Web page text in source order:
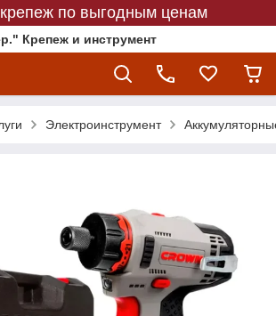
крепеж по выгодным ценам
Крепеж и инструмент
Электроинструмент